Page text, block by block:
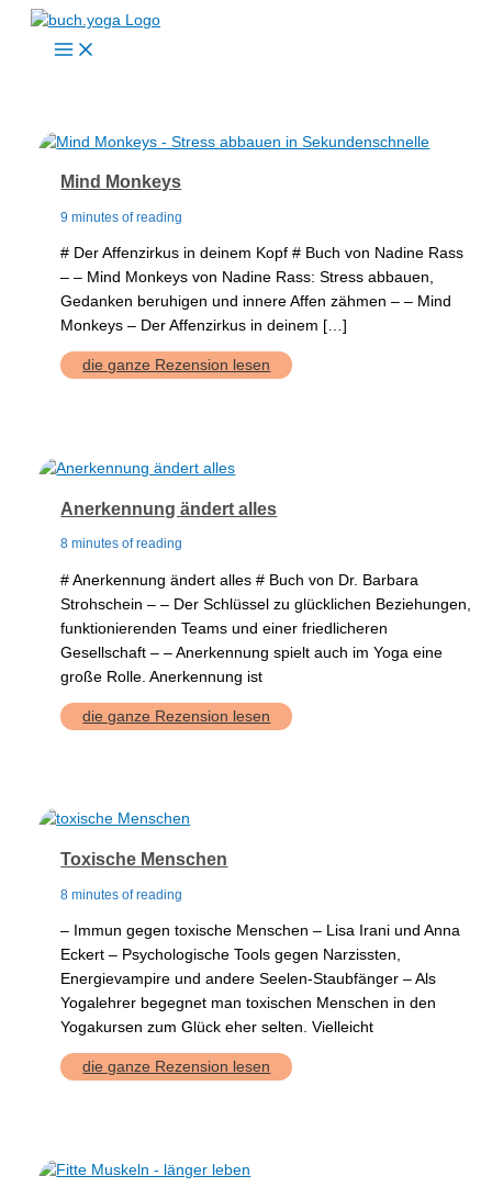
Zum
Mind Monkeys
9 minutes of reading
# Der Affenzirkus in deinem Kopf # Buch von Nadine Rass
– – Mind Monkeys von Nadine Rass: Stress abbauen,
Gedanken beruhigen und innere Affen zähmen – – Mind
Monkeys – Der Affenzirkus in deinem […]
Mind
Monkeys
die ganze Rezension lesen
Anerkennung ändert alles
8 minutes of reading
# Anerkennung ändert alles # Buch von Dr. Barbara
Strohschein – – Der Schlüssel zu glücklichen Beziehungen,
funktionierenden Teams und einer friedlicheren
Gesellschaft – – Anerkennung spielt auch im Yoga eine
große Rolle. Anerkennung ist
Anerkennung
ändert
die ganze Rezension lesen
Toxische Menschen
8 minutes of reading
– Immun gegen toxische Menschen – Lisa Irani und Anna
Eckert – Psychologische Tools gegen Narzissten,
Energievampire und andere Seelen-Staubfänger – Als
Yogalehrer begegnet man toxischen Menschen in den
Yogakursen zum Glück eher selten. Vielleicht
Toxische
Menschen
die ganze Rezension lesen